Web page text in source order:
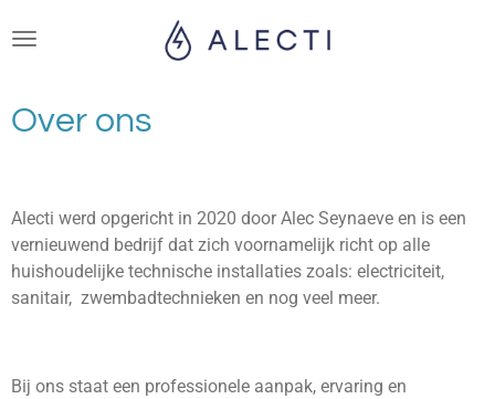
direct
hoofdinhoud
Over ons
Alecti werd opgericht in 2020 door Alec Seynaeve en is een
vernieuwend bedrijf dat zich voornamelijk richt op alle
huishoudelijke technische installaties zoals: electriciteit,
sanitair, zwembadtechnieken en nog veel meer.
Bij ons staat een professionele aanpak, ervaring en